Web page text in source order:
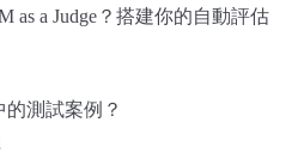
a Judge？搭建你的自動評估
的測試案例？